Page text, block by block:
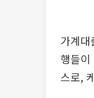
가계
행들
스로,